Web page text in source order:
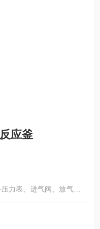
应釜
力表、进气阀、放气阀、